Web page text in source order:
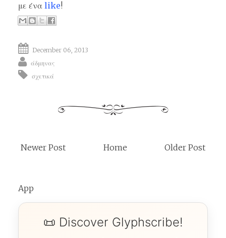
με ένα like!
December 06, 2013
άδμηνας
σχετικά
Newer Post Older Post
Home
App
📜 Discover Glyphscribe!